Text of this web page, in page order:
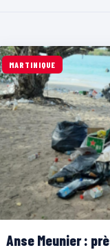
MARTINIQUE
Anse Meunier :